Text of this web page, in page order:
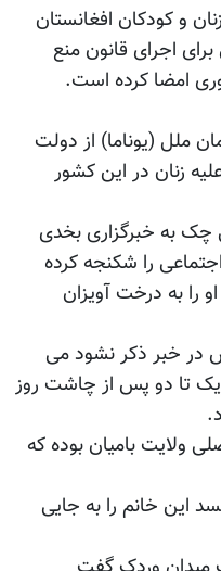
و کودکان افغانستان
اجرای قانون منع
امضا کرده است.
ملل (یوناما) از دولت
زنان در این کشور
چک به خبرگزاری بخدی
را شکنجه کرده
را به درخت آویزان
در خبر ذکر نشود می
تا دو پس از چاشت روز
ولایت بامیان بوده که
این خانم را به جایی